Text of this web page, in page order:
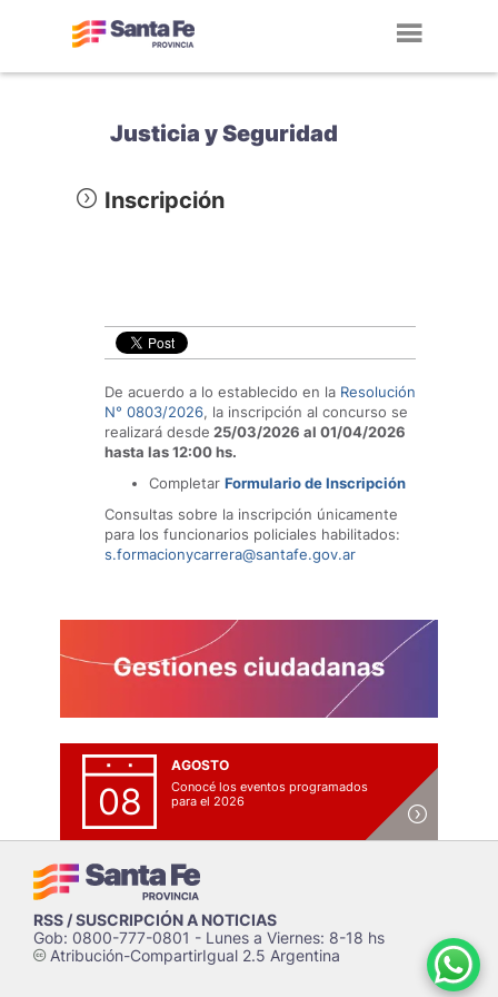
Justicia y Seguridad
Inscripción
De acuerdo a lo establecido en la Resolución
N° 0803/2026, la inscripción al concurso se
realizará desde 25/03/2026 al 01/04/2026
hasta las 12:00 hs.
Completar Formulario de Inscripción
Consultas sobre la inscripción únicamente
para los funcionarios policiales habilitados:
s.formacionycarrera@santafe.gov.ar
08
AGOSTO
Conocé los eventos programados
para el 2026
RSS / SUSCRIPCIÓN A NOTICIAS
Gob: 0800-777-0801 - Lunes a Viernes: 8-18 hs
cAtribución-CompartirIgual 2.5 Argentina